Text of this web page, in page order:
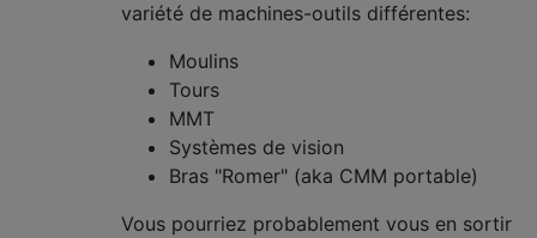
variété de machines-outils différentes:
Moulins
Tours
MMT
Systèmes de vision
Bras "Romer" (aka CMM portable)
Vous pourriez probablement vous en sortir